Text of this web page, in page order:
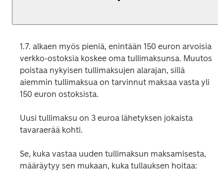
1.7. alkaen myös pieniä, enintään 150 euron arvoisia
verkko-ostoksia koskee oma tullimaksunsa. Muutos
poistaa nykyisen tullimaksujen alarajan, sillä
aiemmin tullimaksua on tarvinnut maksaa vasta yli
150 euron ostoksista.
Uusi tullimaksu on 3 euroa lähetyksen jokaista
tavaraerää kohti.
Se, kuka vastaa uuden tullimaksun maksamisesta,
määräytyy sen mukaan, kuka tullauksen hoitaa: